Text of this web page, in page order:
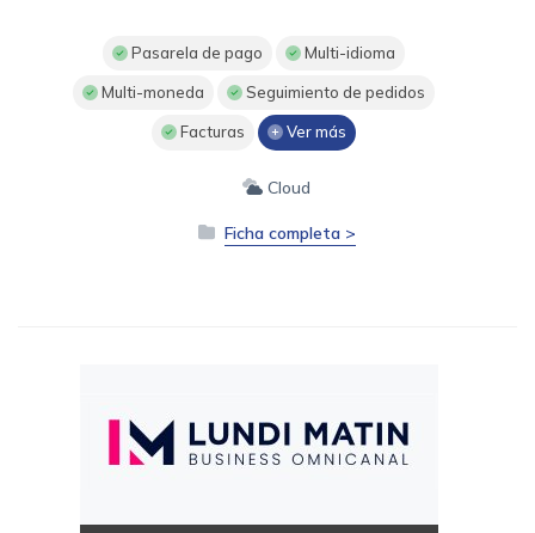
Pasarela de pago Multi-idioma
Multi-moneda Seguimiento de pedidos
Facturas Ver más
Cloud
Ficha completa >